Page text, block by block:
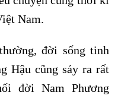
Nam.
đời sống tinh
Hậu cũng sảy ra rất
đời Nam Phương